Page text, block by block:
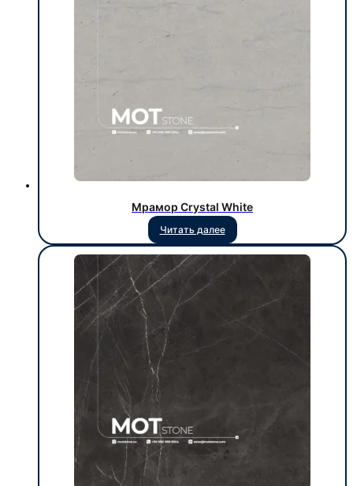
Мрамор Crystal White
Читать далее